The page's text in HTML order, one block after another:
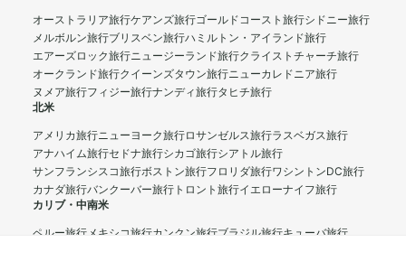
オーストラリア旅行ケアンズ旅行ゴールドコースト旅行シドニー旅行
メルボルン旅行ブリスベン旅行ハミルトン・アイランド旅行
エアーズロック旅行ニュージーランド旅行クライストチャーチ旅行
オークランド旅行クイーンズタウン旅行ニューカレドニア旅行
ヌメア旅行フィジー旅行ナンディ旅行タヒチ旅行
北米
アメリカ旅行ニューヨーク旅行ロサンゼルス旅行ラスベガス旅行
アナハイム旅行セドナ旅行シカゴ旅行シアトル旅行
サンフランシスコ旅行ボストン旅行フロリダ旅行ワシントンDC旅行
カナダ旅行バンクーバー旅行 トロント旅行イエローナイフ旅行
カリブ・中南米
ペルー旅行 メキシコ旅行カンクン旅行ブラジル旅行キューバ旅行